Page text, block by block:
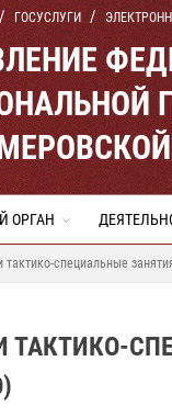
ГОСУСЛУГИ
ОРГАН
специальные
ТАКТИКО-